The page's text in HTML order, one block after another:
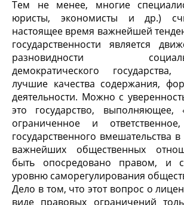
Тем не менее, многие
юристы, экономисты и др.)
настоящее время важнейшей
государственности является
разновидности
демократического государства,
лучшие качества содержания,
деятельности. Можно с
это государство, выполняющее,
ограниченное и
государственного вмешательства
важнейших общественных
быть опосредовано правом, и
уровню саморегулирования
Дело в том, что этот вопрос о
виде правовых ограничений